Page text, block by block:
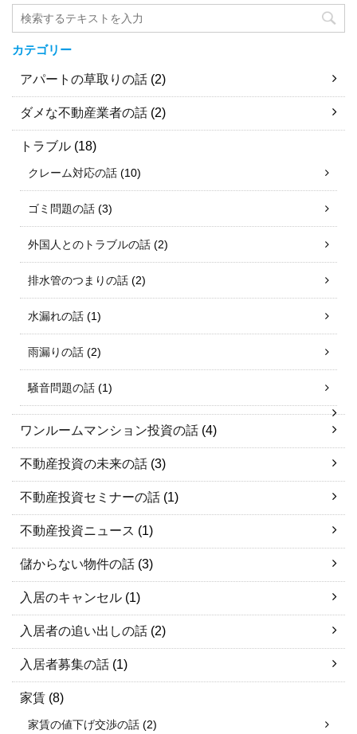
カテゴリー
アパートの草取りの話 (2)
ダメな不動産業者の話 (2)
トラブル (18)
クレーム対応の話 (10)
ゴミ問題の話 (3)
外国人とのトラブルの話 (2)
排水管のつまりの話 (2)
水漏れの話 (1)
雨漏りの話 (2)
騒音問題の話 (1)
ワンルームマンション投資の話 (4)
不動産投資の未来の話 (3)
不動産投資セミナーの話 (1)
不動産投資ニュース (1)
儲からない物件の話 (3)
入居のキャンセル (1)
入居者の追い出しの話 (2)
入居者募集の話 (1)
家賃 (8)
家賃の値下げ交渉の話 (2)